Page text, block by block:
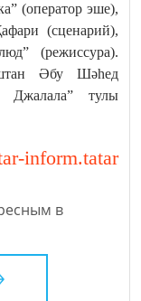
(оператор эше),
(сценарий),
(режиссура).
Әбу Шәһед
Джалала” тулы
inform.tatar
в